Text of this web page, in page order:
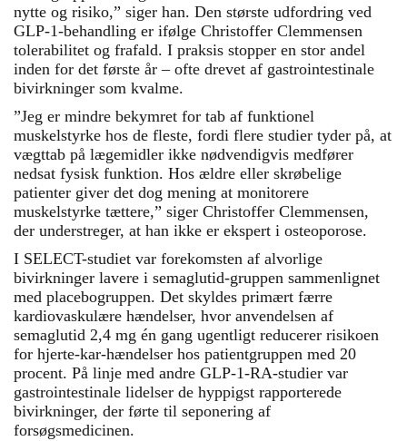
nytte og risiko,” siger han. Den største udfordring ved
GLP-1-behandling er ifølge Christoffer Clemmensen
tolerabilitet og frafald. I praksis stopper en stor andel
inden for det første år – ofte drevet af gastrointestinale
bivirkninger som kvalme.
”Jeg er mindre bekymret for tab af funktionel
muskelstyrke hos de fleste, fordi flere studier tyder på, at
vægttab på lægemidler ikke nødvendigvis medfører
nedsat fysisk funktion. Hos ældre eller skrøbelige
patienter giver det dog mening at monitorere
muskelstyrke tættere,” siger Christoffer Clemmensen,
der understreger, at han ikke er ekspert i osteoporose.
I SELECT-studiet var forekomsten af alvorlige
bivirkninger lavere i semaglutid-gruppen sammenlignet
med placebogruppen. Det skyldes primært færre
kardiovaskulære hændelser, hvor anvendelsen af
semaglutid 2,4 mg én gang ugentligt reducerer risikoen
for hjerte-kar-hændelser hos patientgruppen med 20
procent. På linje med andre GLP-1-RA-studier var
gastrointestinale lidelser de hyppigst rapporterede
bivirkninger, der førte til seponering af
forsøgsmedicinen.